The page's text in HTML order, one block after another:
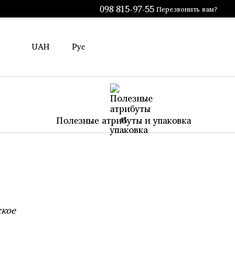
098 815-97-55 Перезвонить вам?
UAH Рус
Полезные атрибуты и упаковка